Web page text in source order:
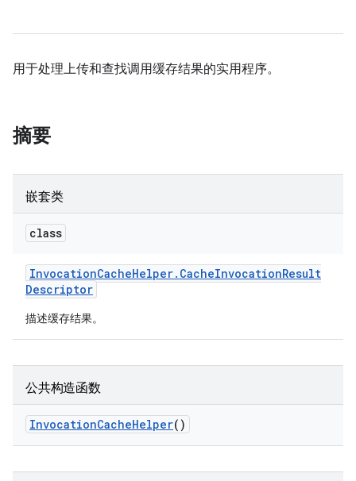
用于处理上传和查找调用缓存结果的实用程序。
摘要
嵌套类
class
InvocationCacheHelper. CacheInvocationResult
Descriptor
描述缓存结果。
公共构造函数
InvocationCacheHelper()